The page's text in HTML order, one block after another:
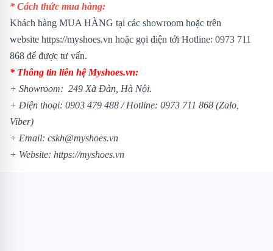
* Cách thức mua hàng:
Khách hàng MUA HÀNG tại các showroom hoặc trên
website https://myshoes.vn hoặc gọi điện tới Hotline: 0973 711
868 để được tư vấn.
* Thông tin liên hệ Myshoes.vn:
+ Showroom: 249 Xã Đàn, Hà Nội.
+ Điện thoại: 0903 479 488 /Hotline: 0973 711 868 (Zalo,
Viber)
+ Email: cskh@myshoes.vn
+ Website: https://myshoes.vn